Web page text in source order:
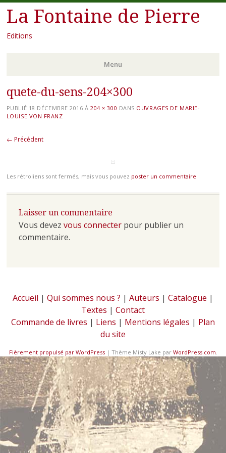
La Fontaine de Pierre
Editions
Menu
Aller
au
contenu
quete-du-sens-204×300
PUBLIÉ 18 DÉCEMBRE 2016 À204 × 300 DANS OUVRAGES DE MARIE-
LOUISE VON FRANZ
← Précédent
Les rétroliens sont fermés, mais vous pouvez poster un commentaire
Laisser un commentaire
Vous devez vous connecterpour publier un
commentaire.
Accueil | Qui sommes nous ? | Auteurs | Catalogue |
Textes | Contact
Commande de livres | Liens | Mentions légales | Plan
du site
Fièrement propulsé par WordPress | Thème Misty Lake par WordPress.com.